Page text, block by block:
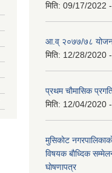
मिति: 09/17/2022
आ.व् २०७७/७८
मिति: 12/28/2020
प्रथम चाैमासिक
मिति: 12/04/2020
मुसिकाेट
विषयक बाैध्दिक
घाेषणापत्र